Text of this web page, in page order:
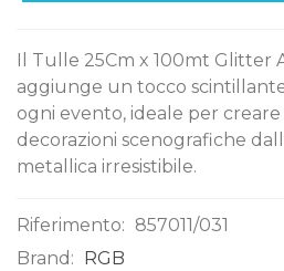
Il Tulle 25Cm x 100mt Glitter
aggiunge un tocco
ogni evento, ideale per
decorazioni scenografiche
metallica irresistibile.
Riferimento: 857011/031
Brand:
RGB